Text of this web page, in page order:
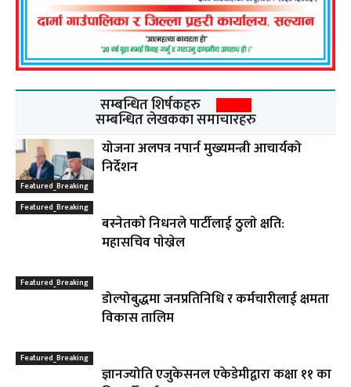
सम्बन्धित शिर्षकहरु
सम्बन्धित लेखकका समाचारहरु
Featured_Breaking
योजना अलपत्र नपार्न मुख्यमन्त्री आचार्यको
निर्देशन
Featured_Breaking
बस्नेतकाे निधनले पार्टीलाई ठुलाे क्षति:
महासचिव पाेख्रेल
Featured_Breaking
डोल्पोबुद्धमा जनप्रतिनिधि र कर्मचारीलाई क्षमता
विकास तालिम
Featured_Breaking
ज्ञानज्योति एजुकेसनल एकेडेमीद्वारा कक्षा ११ का